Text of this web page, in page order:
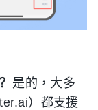
是的，大多
）都支援